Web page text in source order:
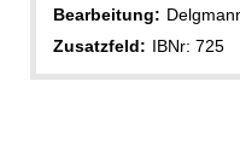
Bearbeitung:
Zusatzfeld: IBNr: 725